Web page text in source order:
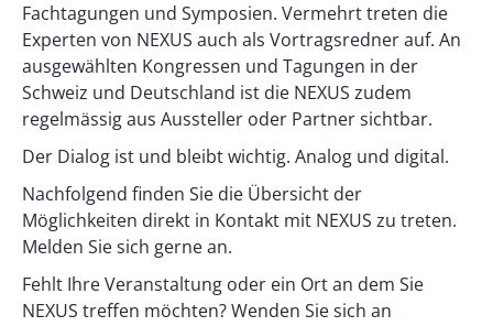
Fachtagungen und Symposien. Vermehrt treten die
Experten von NEXUS auch als Vortragsredner auf. An
ausgewählten Kongressen und Tagungen in der
Schweiz und Deutschland ist die NEXUS zudem
regelmässig aus Aussteller oder Partner sichtbar.
Der Dialog ist und bleibt wichtig. Analog und digital.
Nachfolgend finden Sie die Übersicht der
Möglichkeiten direkt in Kontakt mit NEXUS zu treten.
Melden Sie sich gerne an.
Fehlt Ihre Veranstaltung oder ein Ort an dem Sie
NEXUS treffen möchten? Wenden Sie sich an